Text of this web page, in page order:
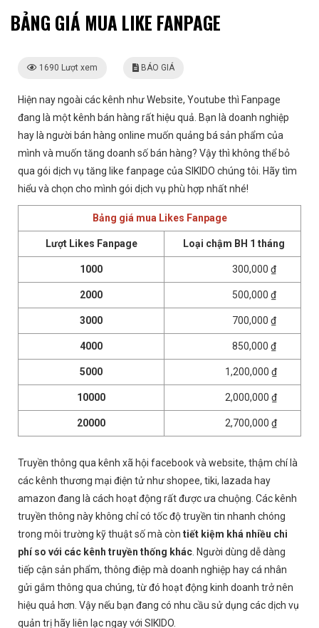
BẢNG GIÁ MUA LIKE FANPAGE
1690 Lượt xem BÁO GIÁ
Hiện nay ngoài các kênh như Website, Youtube thì Fanpage
đang là một kênh bán hàng rất hiệu quả. Bạn là doanh nghiệp
hay là người bán hàng online muốn quảng bá sản phẩm của
mình và muốn tăng doanh số bán hàng? Vậy thì không thể bỏ
qua gói dịch vụ tăng like fanpage của SIKIDO chúng tôi. Hãy tìm
hiểu và chọn cho mình gói dịch vụ phù hợp nhất nhé!
Bảng giá mua Likes Fanpage
Lượt Likes Fanpage Loại chậm BH 1 tháng
1000 300,000 ₫
2000 500,000 ₫
3000 700,000 ₫
4000 850,000 ₫
5000 1,200,000 ₫
10000 2,000,000 ₫
20000 2,700,000 ₫
Truyền thông qua kênh xã hội facebook và website, thậm chí là
các kênh thương mại điện tử như shopee, tiki, lazada hay
amazon đang là cách hoạt động rất được ưa chuộng. Các kênh
truyền thông này không chỉ có tốc độ truyền tin nhanh chóng
trong môi trường kỹ thuật số mà còn tiết kiệm khá nhiều chi
phí so với các kênh truyền thống khác . Người dùng dễ dàng
tiếp cận sản phẩm, thông điệp mà doanh nghiệp hay cá nhân
gửi gắm thông qua chúng, từ đó hoạt động kinh doanh trở nên
hiệu quả hơn. Vậy nếu bạn đang có nhu cầu sử dụng các dịch vụ
quản trị hãy liên lạc ngay với SIKIDO.